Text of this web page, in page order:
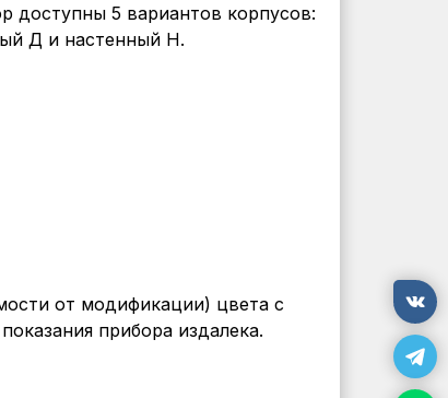
доступны 5 вариантов корпусов:
Д и настенный Н.
от модификации) цвета с
прибора издалека.